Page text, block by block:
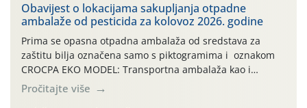
Obavijest o lokacijama sakupljanja otpadne
ambalaže od pesticida za kolovoz 2026. godine
Prima se opasna otpadna ambalaža od sredstava za
zaštitu bilja označena samo s piktogramima i oznakom
CROCPA EKO MODEL: Transportna ambalaža kao i
ambalaža drugih proizvoda koji nisu sredstva za zaštitu
bilja (npr. ambalaža od mineralnih gnojiva,) se ne
Pročitajte više